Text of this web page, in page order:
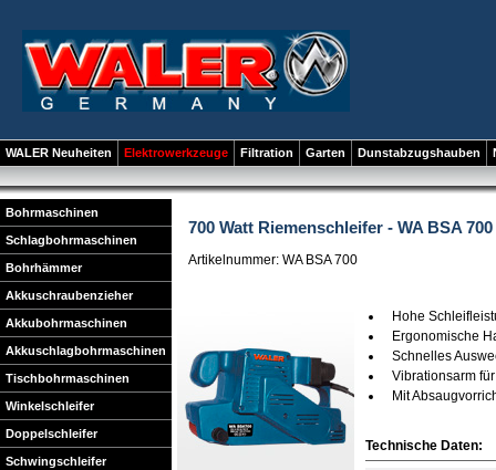
WALER Neuheiten Elektrowerkzeuge Filtration Garten Dunstabzugshauben
Bohrmaschinen
Schlagbohrmaschinen
Bohrhämmer
Akkuschraubenzieher
Akkubohrmaschinen
Akkuschlagbohrmaschinen
Tischbohrmaschinen
Winkelschleifer
Doppelschleifer
Schwingschleifer
700 Watt Riemenschleifer - WA BSA 700
Artikelnummer: WA BSA 700
Hohe
Ergonomische
Schnelles
Vibrationsarm
Mit
Technische Daten: